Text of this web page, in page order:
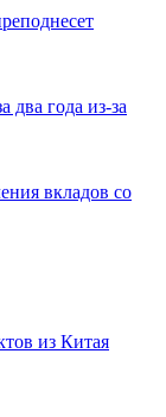
два года из-за
вкладов со
из Китая